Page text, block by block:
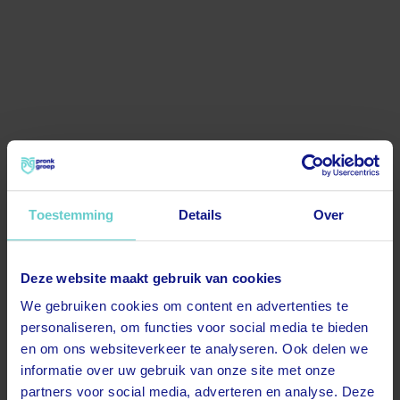
Toestemming Details Over
Deze website maakt gebruik van cookies
We gebruiken cookies om content en advertenties te
personaliseren, om functies voor social media te bieden
en om ons websiteverkeer te analyseren. Ook delen we
informatie over uw gebruik van onze site met onze
partners voor social media, adverteren en analyse. Deze
500